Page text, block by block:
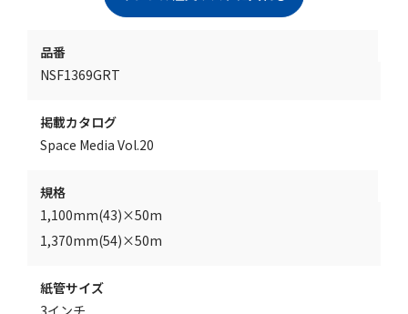
品番
NSF1369GRT
掲載カタログ
Space Media Vol.20
規格
1,100mm(43)×50m
1,370mm(54)×50m
紙管サイズ
3インチ